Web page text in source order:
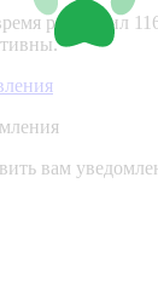
разместил
вам